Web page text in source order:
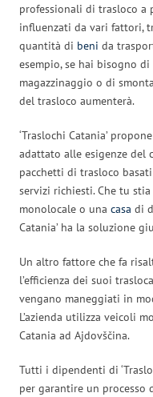
professionali di trasloco a
influenzati da vari fattori,
quantità di beni da
esempio, se hai bisogno
magazzinaggio o di
del trasloco aumenterà.
‘Traslochi Catania’
adattato alle esigenze del
pacchetti di trasloco
servizi richiesti. Che tu
monolocale o una casa di
Catania’ ha la soluzione
Un altro fattore che fa
l’efficienza dei suoi
vengano maneggiati in
L’azienda utilizza veicoli
Catania ad Ajdovščina.
Tutti i dipendenti di
per garantire un processo